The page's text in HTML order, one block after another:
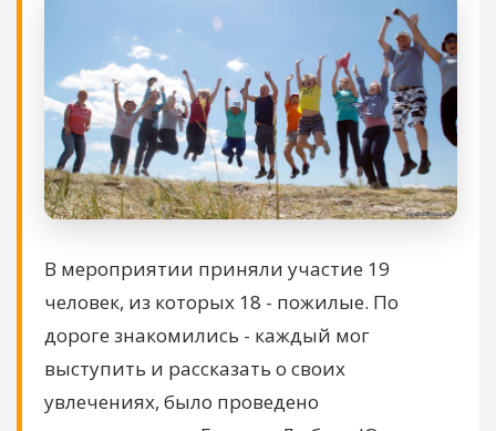
В мероприятии приняли участие 19
человек, из которых 18 - пожилые. По
дороге знакомились - каждый мог
выступить и рассказать о своих
увлечениях, было проведено